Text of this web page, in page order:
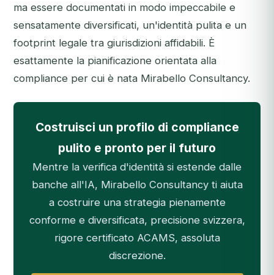
ma essere documentati in modo impeccabile e
sensatamente diversificati, un'identità pulita e un
footprint legale tra giurisdizioni affidabili. È
esattamente la pianificazione orientata alla
compliance per cui è nata Mirabello Consultancy.
Costruisci un profilo di compliance
pulito e pronto per il futuro
Mentre la verifica d'identità si estende dalle
banche all'IA, Mirabello Consultancy ti aiuta
a costruire una strategia pienamente
conforme e diversificata, precisione svizzera,
rigore certificato ACAMS, assoluta
discrezione.